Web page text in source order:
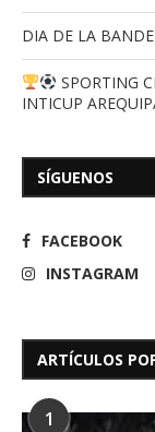
DIA DE LA
SPORTING
INTICUP
SÍGUENOS
FACEBOOK
INSTAGRAM
ARTÍCULOS
1